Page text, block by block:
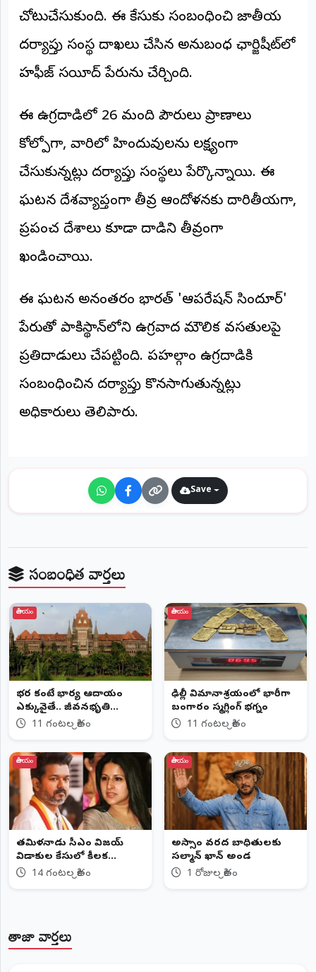
జాతీయం
అంతర్జాతీయం
ఆర్టీఐ
రిపోర్టర్స్
(REPORTERS
DESK)
మా
రిపోర్టర్లు
రిపోర్టర్‌గా
(Login)
©
2026
NTODAY
NEWS
క్షణం
చోటుచేసుకుంది. ఈ కేసుకు సంబంధించి జాతీయ
దర్యాప్తు సంస్థ దాఖలు చేసిన అనుబంధ ఛార్జిషీట్‌లో
హఫీజ్ సయీద్ పేరును చేర్చింది.
ఈ ఉగ్రదాడిలో 26 మంది పౌరులు ప్రాణాలు
కోల్పోగా, వారిలో హిందువులను లక్ష్యంగా
చేసుకున్నట్లు దర్యాప్తు సంస్థలు పేర్కొన్నాయి. ఈ
ఘటన దేశవ్యాప్తంగా తీవ్ర ఆందోళనకు దారితీయగా,
ప్రపంచ దేశాలు కూడా దాడిని తీవ్రంగా
ఖండించాయి.
ఈ ఘటన అనంతరం భారత్ 'ఆపరేషన్ సిందూర్'
పేరుతో పాకిస్థాన్‌లోని ఉగ్రవాద మౌలిక వసతులపై
ప్రతిదాడులు చేపట్టింది. పహల్గాం ఉగ్రదాడికి
సంబంధించిన దర్యాప్తు కొనసాగుతున్నట్లు
అధికారులు తెలిపారు.
Save
సంబంధిత వార్తలు
జాతీయం
భర్త కంటే భార్య ఆదాయం
ఎక్కువైతే.. జీవనభృతి
ఇవ్వలేం11 గంటల క్రితం
జాతీయం
ఢిల్లీ విమానాశ్రయంలో భారీగా
బంగారం స్మగ్లింగ్ భగ్నం
11 గంటల క్రితం
జాతీయం
తమిళనాడు సీఎం విజయ్‌
విడాకుల కేసులో కీలక
మలుపు14 గంటల క్రితం
జాతీయం
అస్సాం వరద బాధితులకు
సల్మాన్ ఖాన్ అండ
1 రోజుల క్రితం
తాజా వార్తలు